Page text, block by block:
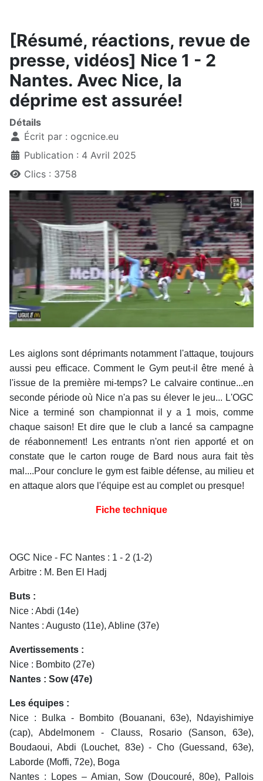
[Résumé, réactions, revue de
presse, vidéos] Nice 1 - 2
Nantes. Avec Nice, la
déprime est assurée!
Détails
Écrit par : ogcnice.eu
Publication : 4 Avril 2025
Clics : 3758
Les aiglons sont déprimants notamment l'attaque, toujours
aussi peu efficace. Comment le Gym peut-il être mené à
l'issue de la première mi-temps? Le calvaire continue...en
seconde période où Nice n'a pas su élever le jeu... L'OGC
Nice a terminé son championnat il y a 1 mois, comme
chaque saison! Et dire que le club a lancé sa campagne
de réabonnement! Les entrants n'ont rien apporté et on
constate que le carton rouge de Bard nous aura fait tès
mal....Pour conclure le gym est faible défense, au milieu et
en attaque alors que l'équipe est au complet ou presque!
Fiche technique
OGC Nice - FC Nantes : 1 - 2 (1-2)
Arbitre : M. Ben El Hadj
Buts :
Nice : Abdi (14e)
Nantes : Augusto (11e), Abline (37e)
Avertissements :
Nice : Bombito (27e)
Nantes : Sow (47e)
Les équipes :
Nice : Bulka - Bombito (Bouanani, 63e), Ndayishimiye
(cap), Abdelmonem - Clauss, Rosario (Sanson, 63e),
Boudaoui, Abdi (Louchet, 83e) - Cho (Guessand, 63e),
Laborde (Moffi, 72e), Boga
Nantes : Lopes – Amian, Sow (Doucouré, 80e), Pallois